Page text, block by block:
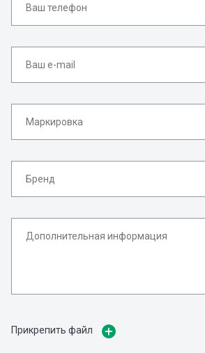
Прикрепить файл